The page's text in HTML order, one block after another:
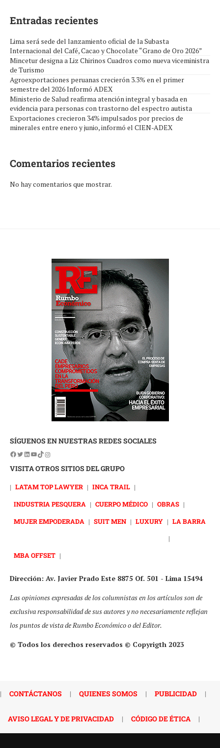
Entradas recientes
Lima será sede del lanzamiento oficial de la Subasta
Internacional del Café, Cacao y Chocolate “Grano de Oro 2026”
Mincetur designa a Liz Chirinos Cuadros como nueva viceministra
de Turismo
Agroexportaciones peruanas crecierón 3.3% en el primer
semestre del 2026 Informó ADEX
Ministerio de Salud reafirma atención integral y basada en
evidencia para personas con trastorno del espectro autista
Exportaciones crecieron 34% impulsados por precios de
minerales entre enero y junio, informó el CIEN-ADEX
Comentarios recientes
No hay comentarios que mostrar.
SÍGUENOS EN NUESTRAS REDES SOCIALES
VISITA OTROS SITIOS DEL GRUPO
| LATAM TOP LAWYER | INCA TRAIL |
INDUSTRIA PESQUERA | CUERPO MÉDICO | OBRAS |
MUJER EMPODERADA | SUIT MEN | LUXURY | LA BARRA
|
MBA OFFSET |
Dirección: Av. Javier Prado Este 8875 Of. 501 - Lima 15494
Las opiniones expresadas de los columnistas en los artículos son de
exclusiva responsabilidad de sus autores y no necesariamente reflejan
los puntos de vista de Rumbo Económico o del Editor.
© Todos los derechos reservados © Copyrigth 2023
| CONTÁCTANOS | QUIENES SOMOS | PUBLICIDAD |
AVISO LEGAL Y DE PRIVACIDAD | CÓDIGO DE ÉTICA |